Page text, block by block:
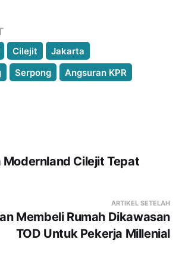
Cilejit
Jakarta
Serpong
Angsuran KPR
Modernland Cilejit Tepat
ARTIKEL SETELAH
Membeli Rumah Dikawasan
TOD Untuk Pekerja Millenial